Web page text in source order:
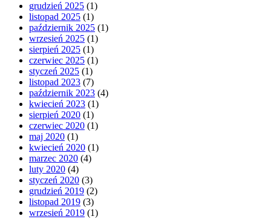
grudzień 2025 (1)
listopad 2025 (1)
październik 2025 (1)
wrzesień 2025 (1)
sierpień 2025 (1)
czerwiec 2025 (1)
styczeń 2025 (1)
listopad 2023 (7)
październik 2023 (4)
kwiecień 2023 (1)
sierpień 2020 (1)
czerwiec 2020 (1)
maj 2020 (1)
kwiecień 2020 (1)
marzec 2020 (4)
luty 2020 (4)
styczeń 2020 (3)
grudzień 2019 (2)
listopad 2019 (3)
wrzesień 2019 (1)